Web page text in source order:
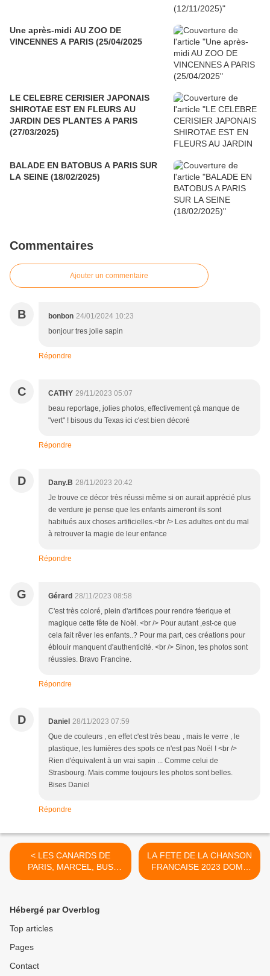
Une après-midi AU ZOO DE
VINCENNES A PARIS (25/04/2025
LE CELEBRE CERISIER JAPONAIS
SHIROTAE EST EN FLEURS AU
JARDIN DES PLANTES A PARIS
(27/03/2025)
BALADE EN BATOBUS A PARIS SUR
LA SEINE (18/02/2025)
Commentaires
Ajouter un commentaire
B bonbon 24/01/2024 10:23
bonjour tres jolie sapin
Répondre
C CATHY 29/11/2023 05:07
beau reportage, jolies photos, effectivement çà manque de
"vert" ! bisous du Texas ici c'est bien décoré
Répondre
D Dany.B 28/11/2023 20:42
Je trouve ce décor très réussi même si on aurait apprécié plus
de verdure je pense que les enfants aimeront ils sont
habitués aux choses artificielles.<br /> Les adultes ont du mal
à retrouver la magie de leur enfance
Répondre
G Gérard 28/11/2023 08:58
C'est très coloré, plein d'artifices pour rendre féerique et
magique cette fête de Noël. <br /> Pour autant ,est-ce que
cela fait rêver les enfants..? Pour ma part, ces créations pour
éblouir manquent d'authenticité. <br /> Sinon, tes photos sont
réussies. Bravo Francine.
Répondre
D Daniel 28/11/2023 07:59
Que de couleurs , en effet c'est très beau , mais le verre , le
plastique, les lumières des spots ce n'est pas Noël ! <br />
Rien d'équivalent à un vrai sapin ... Comme celui de
Strasbourg. Mais comme toujours les photos sont belles.
Bises Daniel
Répondre
< LES CANARDS DE
PARIS, MARCEL, BUS
AMPHIBIE (10/07/2023)
LA FETE DE LA CHANSON
FRANCAISE 2023 DOME
DE PARIS >
Hébergé par Overblog
Top articles
Pages
Contact